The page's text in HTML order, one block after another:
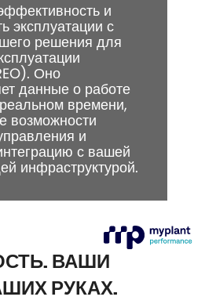
и
эксплуатации с
решения для
Оно
данные о работе
времени,
возможности
и
с вашей
инфраструктурой.
ВАШИ
РУКАХ.